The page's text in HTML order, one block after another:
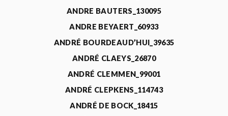
ANDRE BAUTERS_130095
ANDRE BEYAERT_60933
ANDRÉ BOURDEAUD’HUI_39635
ANDRÉ CLAEYS_26870
ANDRÉ CLEMMEN_99001
ANDRÉ CLEPKENS_114743
ANDRÉ DE BOCK_18415